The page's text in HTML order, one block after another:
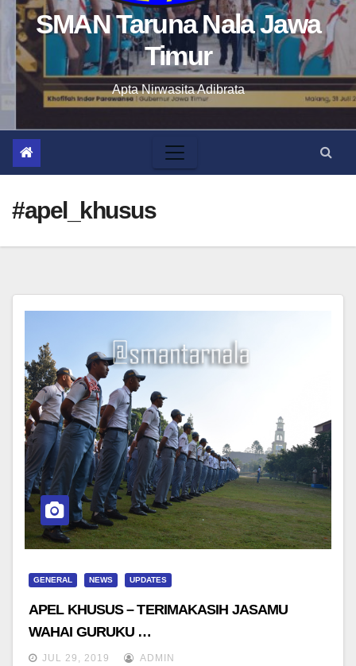
SMAN Taruna Nala Jawa
Timur
Apta Nirwasita Adibrata
#apel_khusus
GENERAL NEWS UPDATES
APEL KHUSUS – TERIMAKASIH JASAMU
WAHAI GURUKU …
JUL 29, 2019 ADMIN